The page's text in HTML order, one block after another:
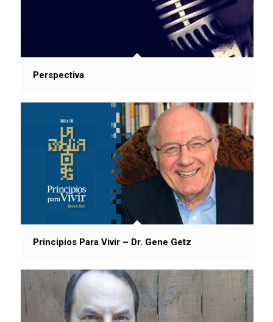
Perspectiva
Principios Para Vivir – Dr. Gene Getz